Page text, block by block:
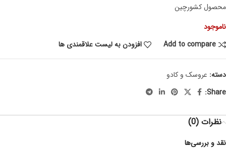
محصول کشورچین
ناموجود
Add to compare
افزودن به لیست علاقمندی ها
دسته: عروسک و کادو
Share:
نظرات (0)
نقد و بررسی‌ها